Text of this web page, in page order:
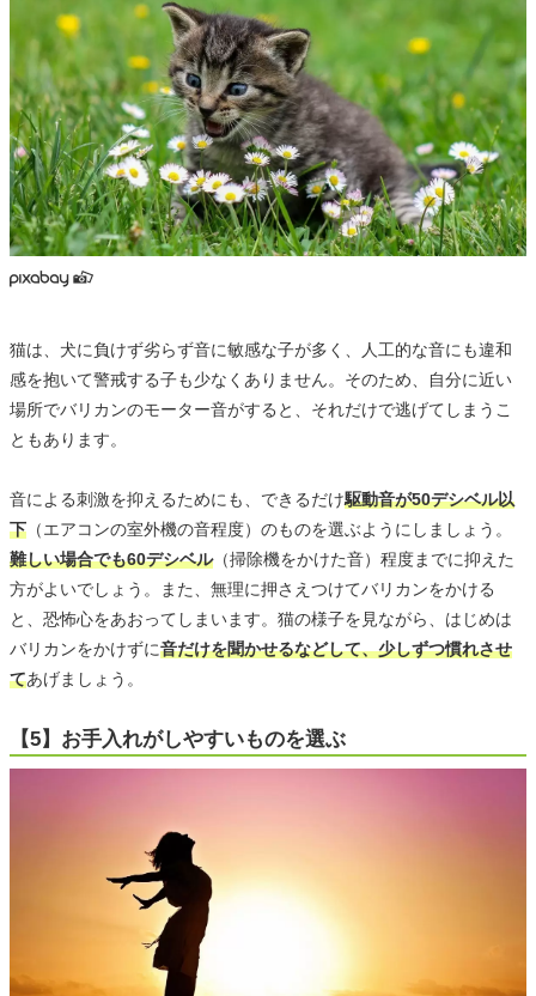
猫は、犬に負けず劣らず音に敏感な子が多く、人工的な音にも違和
感を抱いて警戒する子も少なくありません。そのため、自分に近い
場所でバリカンのモーター音がすると、それだけで逃げてしまうこ
ともあります。
音による刺激を抑えるためにも、できるだけ駆動音が50デシベル以
下 （エアコンの室外機の音程度）のものを選ぶようにしましょう。
難しい場合でも60デシベル（掃除機をかけた音）程度までに抑えた
方がよいでしょう。また、無理に押さえつけてバリカンをかける
と、恐怖心をあおってしまいます。猫の様子を見ながら、はじめは
バリカンをかけずに音だけを聞かせるなどして、少しずつ慣れさせ
てあげましょう。
【5】お手入れがしやすいものを選ぶ